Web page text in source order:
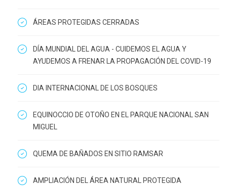
ÁREAS PROTEGIDAS CERRADAS
DÍA MUNDIAL DEL AGUA - CUIDEMOS EL AGUA Y
AYUDEMOS A FRENAR LA PROPAGACIÓN DEL COVID-19
DIA INTERNACIONAL DE LOS BOSQUES
EQUINOCCIO DE OTOÑO EN EL PARQUE NACIONAL SAN
MIGUEL
QUEMA DE BAÑADOS EN SITIO RAMSAR
AMPLIACIÓN DEL ÁREA NATURAL PROTEGIDA